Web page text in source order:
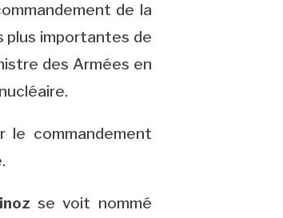
de la
plus importantes de
des Armées en
le commandement
se voit nommé